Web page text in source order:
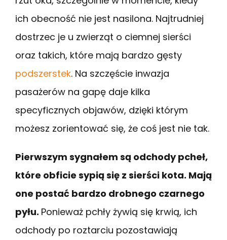
ich obecność nie jest nasilona. Najtrudniej
dostrzec je u zwierząt o ciemnej sierści
oraz takich, które mają bardzo gęsty
podszerstek. Na szczęście inwazja
pasażerów na gapę daje kilka
specyficznych objawów, dzięki którym
możesz zorientować się, że coś jest nie tak.
Pierwszym sygnałem są odchody pcheł,
które obficie sypią się z sierści kota. Mają
one postać bardzo drobnego czarnego
pyłu. Ponieważ pchły żywią się krwią, ich
odchody po roztarciu pozostawiają